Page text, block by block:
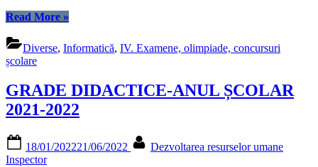
Read More“Olimpiade
concursuri
școlare
și
TIC”
»
Diverse, Informatică, IV. Examene, olimpiade, concursuri
școlare
GRADE DIDACTICE-ANUL ȘCOLAR
2021-2022
on
18/01/202221/06/2022
Dezvoltarea resurselor umane
Inspector